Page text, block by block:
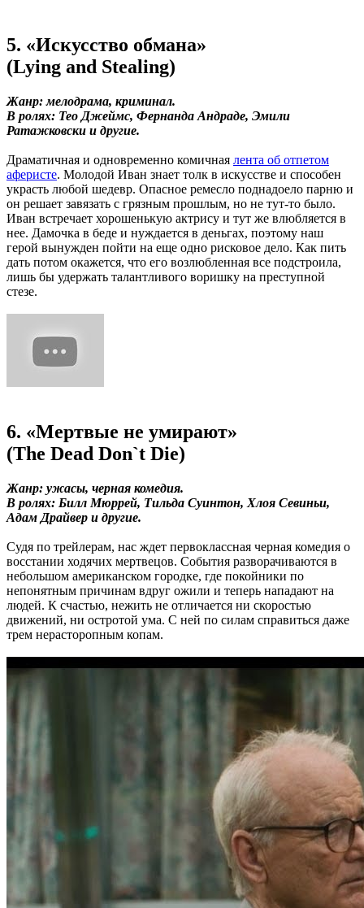
5. «Искусство обмана»
(Lying and Stealing)
Жанр: мелодрама, криминал.
В ролях: Тео Джеймс, Фернанда Андраде, Эмили
Ратажковски и другие.
Драматичная и одновременно комичная лента об отпетом
аферисте. Молодой Иван знает толк в искусстве и способен
украсть любой шедевр. Опасное ремесло поднадоело парню и
он решает завязать с грязным прошлым, но не тут-то было.
Иван встречает хорошенькую актрису и тут же влюбляется в
нее. Дамочка в беде и нуждается в деньгах, поэтому наш
герой вынужден пойти на еще одно рисковое дело. Как пить
дать потом окажется, что его возлюбленная все подстроила,
лишь бы удержать талантливого воришку на преступной
стезе.
6. «Мертвые не умирают»
(The Dead Don`t Die)
Жанр: ужасы, черная комедия.
В ролях: Билл Мюррей, Тильда Суинтон, Хлоя Севиньи,
Адам Драйвер и другие.
Судя по трейлерам, нас ждет первоклассная черная комедия о
восстании ходячих мертвецов. События разворачиваются в
небольшом американском городке, где покойники по
непонятным причинам вдруг ожили и теперь нападают на
людей. К счастью, нежить не отличается ни скоростью
движений, ни остротой ума. С ней по силам справиться даже
трем нерасторопным копам.